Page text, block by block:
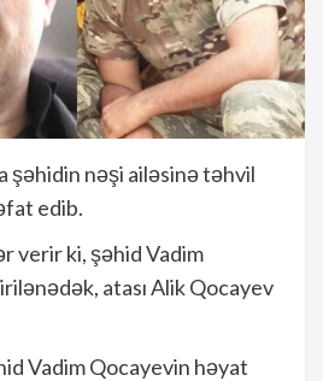
şəhidin nəşi ailəsinə təhvil
edib.
verir ki, şəhid Vadim
atası Alik Qocayev
Vadim Qocayevin həyat